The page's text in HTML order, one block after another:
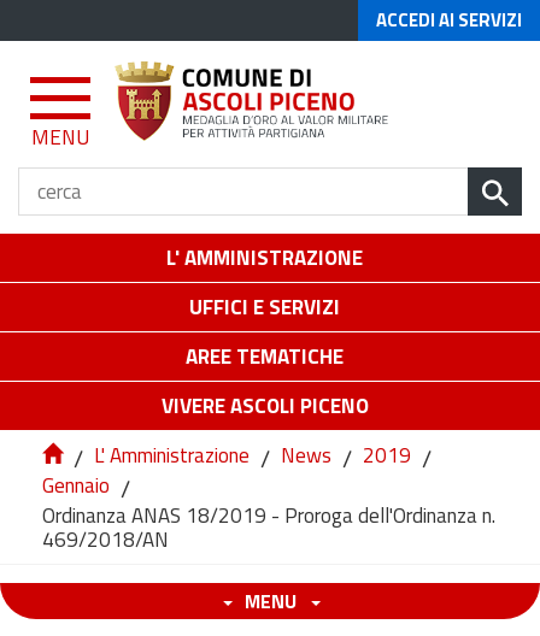
ACCEDI AI SERVIZI
MENU
L' AMMINISTRAZIONE
UFFICI E SERVIZI
AREE TEMATICHE
VIVERE ASCOLI PICENO
/ L' Amministrazione / News / 2019 /
Gennaio /
Ordinanza ANAS 18/2019 - Proroga dell'Ordinanza n.
469/2018/AN
MENU